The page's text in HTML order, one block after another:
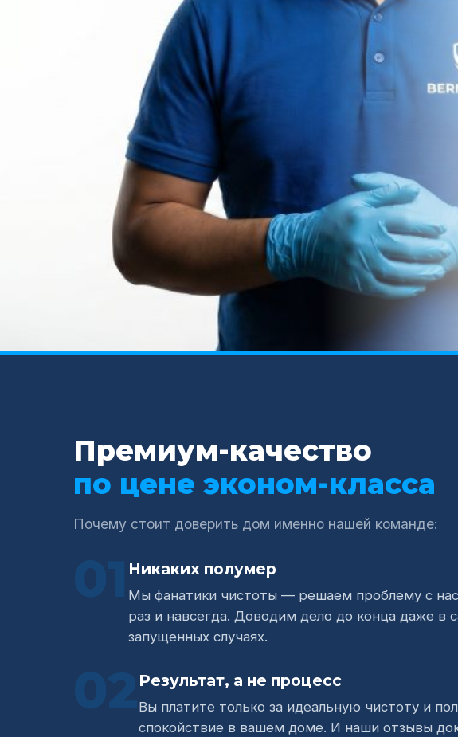
Премиум-качество
по цене эконом-класса
Почему стоит доверить дом именно нашей команде:
01 Никаких полумер
Мы фанатики чистоты — решаем проблему с
раз и навсегда. Доводим дело до конца даже в
запущенных случаях.
02Результат, а не процесс
Вы платите только за идеальную чистоту и
спокойствие в вашем доме. И наши отзывы